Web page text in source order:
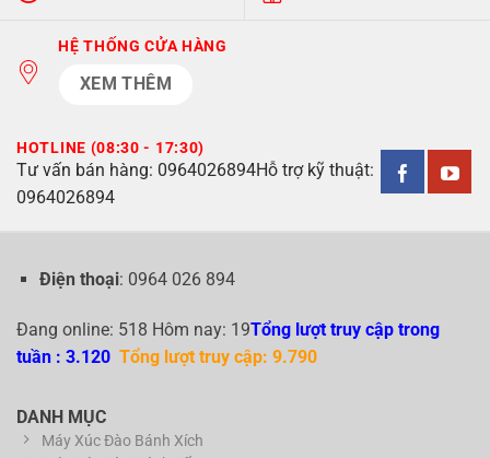
HỆ THỐNG CỬA HÀNG
XEM THÊM
HOTLINE (08:30 - 17:30)
Tư vấn bán hàng: 0964026894Hỗ trợ kỹ thuật:
0964026894
Điện thoại: 0964 026 894
Đang online: 518 Hôm nay: 19Tổng lượt truy cập trong
tuần : 3.120 Tổng lượt truy cập: 9.790
DANH MỤC
Máy Xúc Đào Bánh Xích